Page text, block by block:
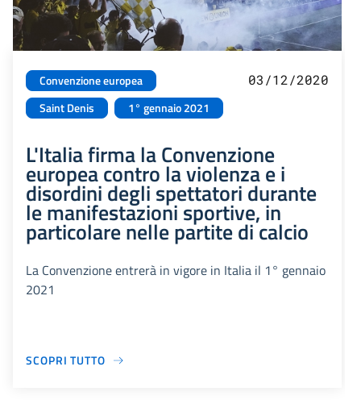
Convenzione europea
Saint Denis
1° gennaio 2021
03/12/2020
L'Italia firma la Convenzione
europea contro la violenza e i
disordini degli spettatori durante
le manifestazioni sportive, in
particolare nelle partite di calcio
La Convenzione entrerà in vigore in Italia il 1° gennaio
2021
SCOPRI TUTTO